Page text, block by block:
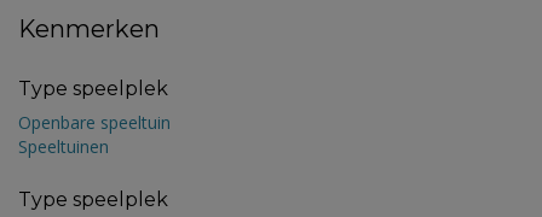
Kenmerken
Type speelplek
Openbare speeltuin
Speeltuinen
Type speelplek